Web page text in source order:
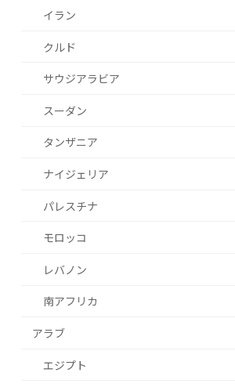
イラン
クルド
サウジアラビア
スーダン
タンザニア
ナイジェリア
パレスチナ
モロッコ
レバノン
南アフリカ
アラブ
エジプト